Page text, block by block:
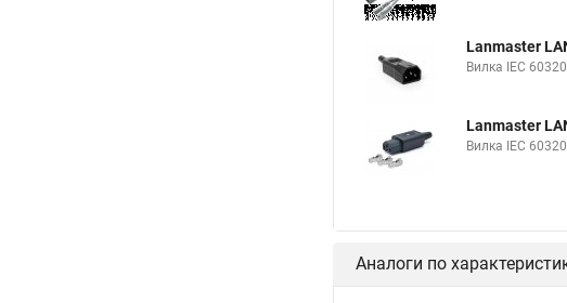
Lanmaster
Вилка IEC
Lanmaster
Вилка IEC
Аналоги по